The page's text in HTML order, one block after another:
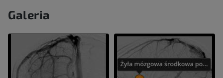
Galeria